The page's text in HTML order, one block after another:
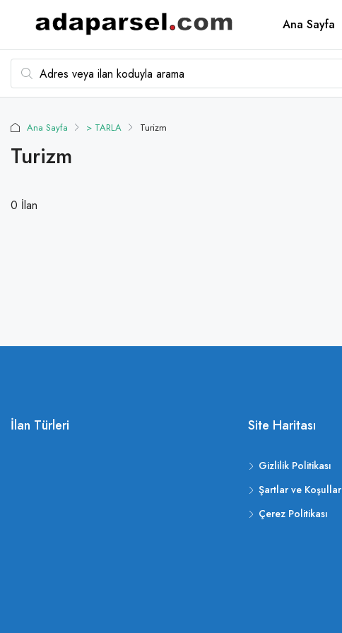
Ana Sayfa
Ana Sayfa > TARLA Turizm
Turizm
0 İlan
İlan Türleri Site Haritası
Gizlilik Politikası
Şartlar ve Koşullar
Çerez Politikası